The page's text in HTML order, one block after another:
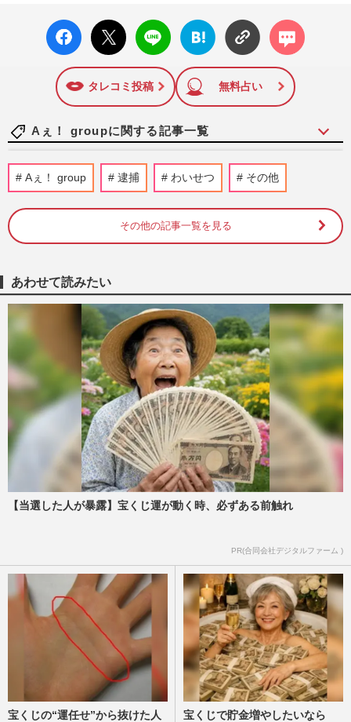
陣の執筆記事を配信するほか、女性週刊誌『週刊女性』の誌
面に掲載された記事から、インターネット利用者層にとって
特に関心の高い題材の記事を、WEB向けにリライトして配信
しています！
facebo
ok い
X ポス
ト
LINE
はてな
ブック
に追加
コメン
ト
タレコミ投稿 無料占い
Aぇ！ groupに関する記事一覧
『Aぇ!group』末澤誠也、村重杏奈とのデ
ート企画で見せた“オレ様”本性「ちっこい
『週刊女性』編集部 2時間前
世帯視聴率を記録「男の顔になってきた」
佐野晶哉演じる“シマケン…
週刊女性PRIME 2026/6/9
Aぇ! group佐野晶哉、NHK朝ドラ『風、
薫る』に“クセ強キャラ”で本格登場…早く
も沼る人続出
週刊女性PRIME 2026/4/15
NHK朝ドラ『風、薫る』Aぇ! group・佐
野晶哉のビジュアル解禁に沸く「明治の風
に染まってる」交錯する新朝…
週刊女性PRIME 2026/3/13
Aぇ! group『Can't Stop Lovin'』MVにキ
出に注目集まる
週刊女性PRIME 2026/2/4
Aぇ！ group 逮捕 わいせつ その他
その他の記事一覧を見る
あわせて読みたい
【当選した人が暴露】宝くじ運が動く時、必ずある前触れ
PR(合同会社デジタルファーム )
宝くじの“運任せ”から抜けた人
宝くじで貯金増やしたいなら